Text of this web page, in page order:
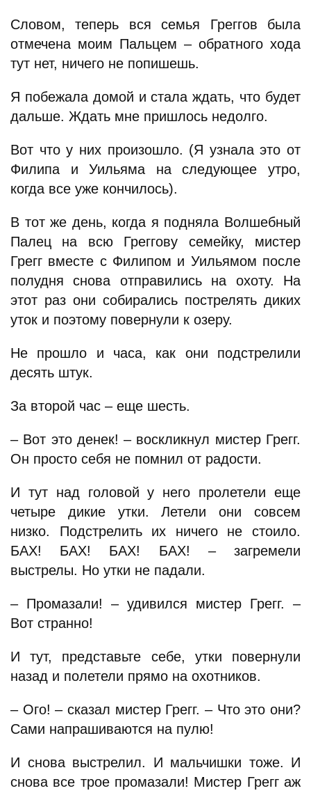
Словом, теперь вся семья Греггов была
отмечена моим Пальцем – обратного хода
тут нет, ничего не попишешь.
Я побежала домой и стала ждать, что будет
дальше. Ждать мне пришлось недолго.
Вот что у них произошло. (Я узнала это от
Филипа и Уильяма на следующее утро,
когда все уже кончилось).
В тот же день, когда я подняла Волшебный
Палец на всю Греггову семейку, мистер
Грегг вместе с Филипом и Уильямом после
полудня снова отправились на охоту. На
этот раз они собирались пострелять диких
уток и поэтому повернули к озеру.
Не прошло и часа, как они подстрелили
десять штук.
За второй час – еще шесть.
– Вот это денек! – воскликнул мистер Грегг.
Он просто себя не помнил от радости.
И тут над головой у него пролетели еще
четыре дикие утки. Летели они совсем
низко. Подстрелить их ничего не стоило.
БАХ! БАХ! БАХ! БАХ! – загремели
выстрелы. Но утки не падали.
– Промазали! – удивился мистер Грегг. –
Вот странно!
И тут, представьте себе, утки повернули
назад и полетели прямо на охотников.
– Ого! – сказал мистер Грегг. – Что это они?
Сами напрашиваются на пулю!
И снова выстрелил. И мальчишки тоже. И
снова все трое промазали! Мистер Грегг аж